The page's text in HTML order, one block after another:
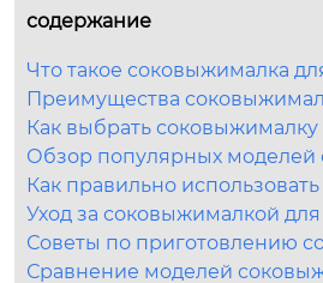
содержание
Что такое соковыжималка
Преимущества
Как выбрать
Обзор популярных
Как правильно
Уход за соковыжималкой
Советы по приготовлению
Сравнение моделей